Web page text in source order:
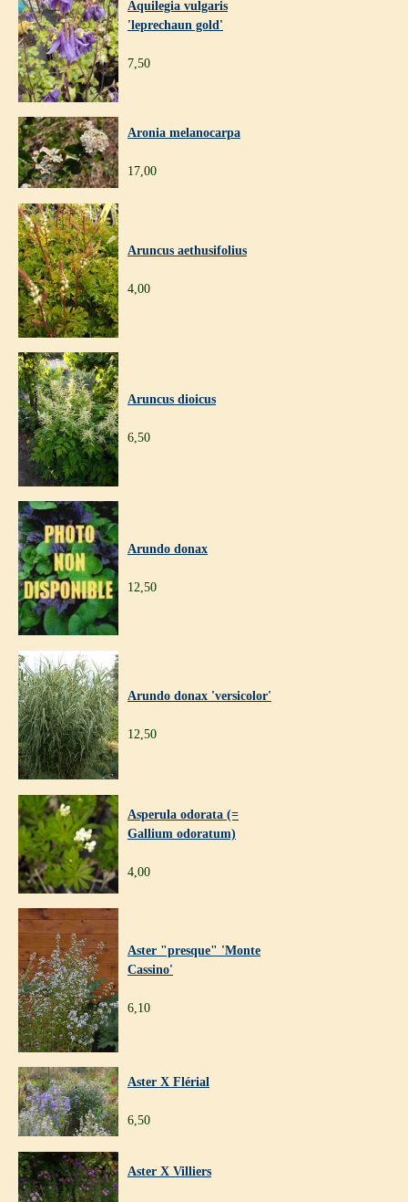
Aquilegia vulgaris
'leprechaun gold'
7,50
Aronia melanocarpa
17,00
Aruncus aethusifolius
4,00
Aruncus dioicus
6,50
Arundo donax
12,50
Arundo donax 'versicolor'
12,50
Asperula odorata (=
Gallium odoratum)
4,00
Aster "presque" 'Monte
Cassino'
6,10
Aster X Flérial
6,50
Aster X Villiers